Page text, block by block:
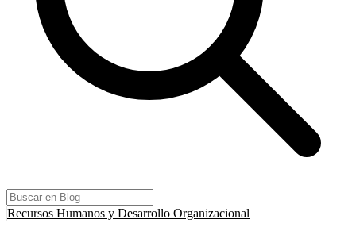
Recursos Humanos y Desarrollo Organizacional